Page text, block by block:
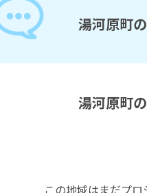
湯河原町
湯河原町
この地域はまだプロ